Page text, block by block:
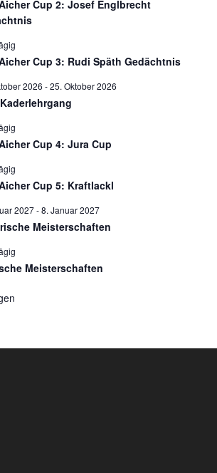
Cup 2: Josef Englbrecht
Cup 3: Rudi Späth Gedächtnis
2026 -25. Oktober 2026
Cup 4: Jura Cup
Cup 5: Kraftlackl
2027-8. Januar 2027
Meisterschaften
Meisterschaften